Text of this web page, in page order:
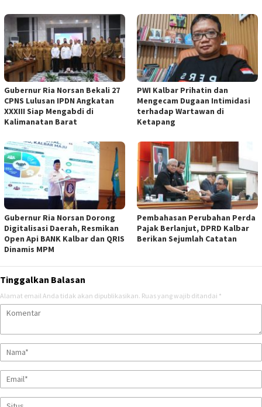
Gubernur Ria Norsan Bekali 27
CPNS Lulusan IPDN Angkatan
XXXIII Siap Mengabdi di
Kalimanatan Barat
PWI Kalbar Prihatin dan
Mengecam Dugaan Intimidasi
terhadap Wartawan di
Ketapang
Gubernur Ria Norsan Dorong
Digitalisasi Daerah, Resmikan
Open Api BANK Kalbar dan QRIS
Dinamis MPM
Pembahasan Perubahan Perda
Pajak Berlanjut, DPRD Kalbar
Berikan Sejumlah Catatan
Tinggalkan Balasan
Alamat email Anda tidak akan dipublikasikan. Ruas yang wajib ditandai *